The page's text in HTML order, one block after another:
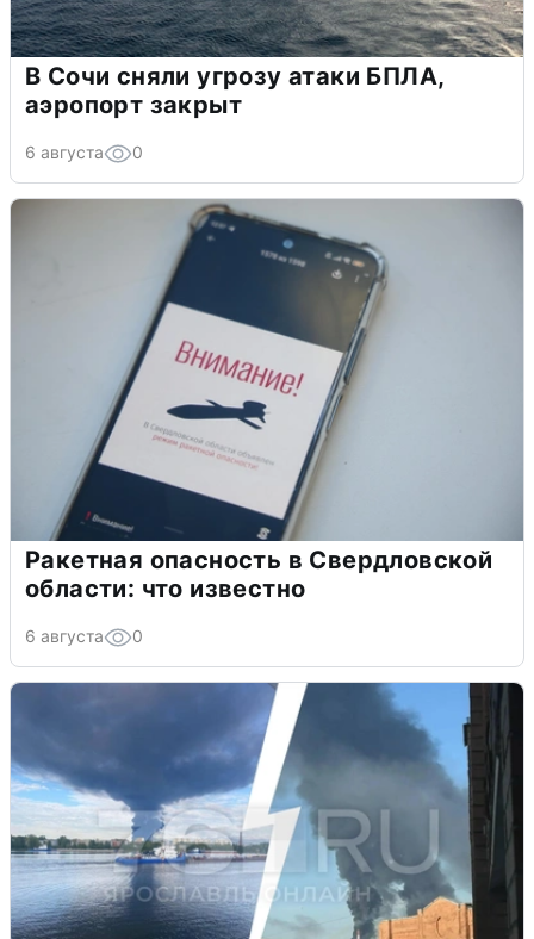
В Сочи сняли угрозу атаки БПЛА,
аэропорт закрыт
6 августа 0
Ракетная опасность в Свердловской
области: что известно
6 августа 0